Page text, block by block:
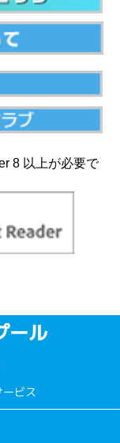
8 以上が必要で
ール
ビス